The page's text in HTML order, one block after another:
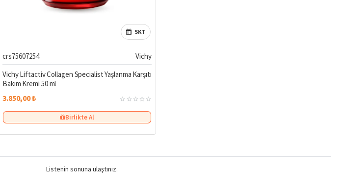
SKT
crs75607254
Vichy
Vichy Liftactiv Collagen Specialist Yaşlanma Karşıtı
Bakım Kremi 50 ml
3.850,00 ₺
Birlikte Al
Listenin sonuna ulaştınız.